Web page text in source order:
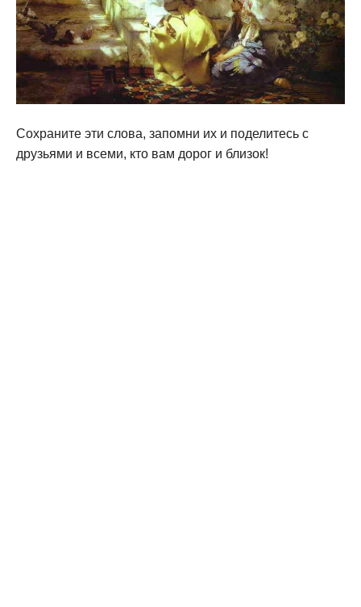
Сохраните эти слова, запомни их и поделитесь с
друзьями и всеми, кто вам дорог и близок!